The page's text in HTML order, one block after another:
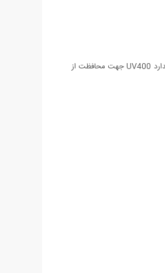
عينك مذكور به دليل طراحي بسيار زيبا و مدرن توانسته است محبوبيت بسياري در بين اقشار مختلف مخصوصا بازیگران سینما و خوانندگان بدست بياورد.لنزهاي اين عينك داراي استاندارد UV400 جهت محافظت از